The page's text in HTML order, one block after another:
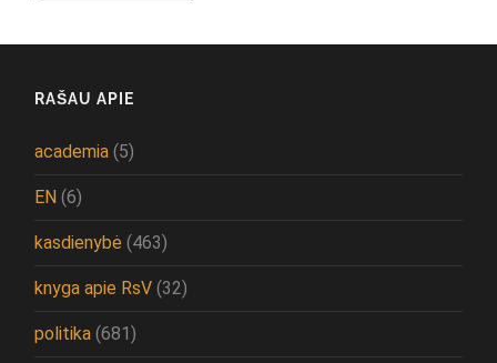
RAŠAU APIE
academia (5)
EN (6)
kasdienybė (463)
knyga apie RsV (32)
politika (681)